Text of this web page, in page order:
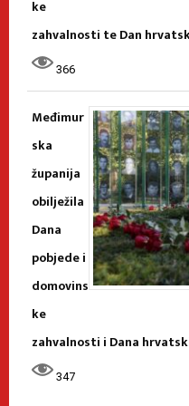
ke
zahvalnosti te Dan
366
Međimur
ska
županija
obilježila
Dana
pobjede i
domovins
ke
zahvalnosti i Dana
347